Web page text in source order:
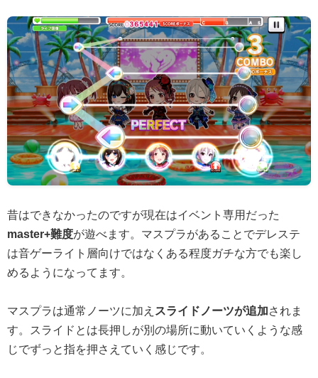
昔はできなかったのですが現在はイベント専用だった
master+難度が遊べます。マスプラがあることでデレステ
は音ゲーライト層向けではなくある程度ガチな方でも楽し
めるようになってます。
マスプラは通常ノーツに加え スライドノーツが追加されま
す。スライドとは長押しが別の場所に動いていくような感
じでずっと指を押さえていく感じです。